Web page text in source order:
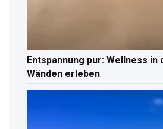
Entspannung pur: Wellness in
Wänden erleben